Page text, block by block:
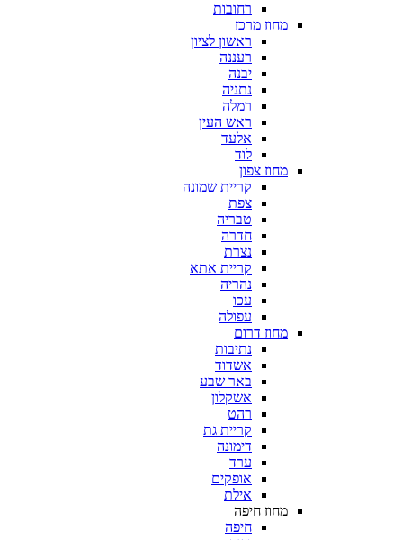
רחובות
מחוז מרכז
ראשון לציון
רעננה
יבנה
נתניה
רמלה
ראש העין
אלעד
לוד
מחוז צפון
קריית שמונה
צפת
טבריה
חדרה
נצרת
קריית אתא
נהריה
עכו
עפולה
מחוז דרום
נתיבות
אשדוד
באר שבע
אשקלון
רהט
קריית גת
דימונה
ערד
אופקים
אילת
מחוז חיפה
חיפה